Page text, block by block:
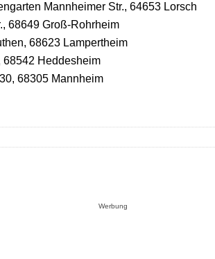
Mannheimer Str., 64653 Lorsch
68649 Groß-Rohrheim
68623 Lampertheim
Heddesheim
68305 Mannheim
Werbung